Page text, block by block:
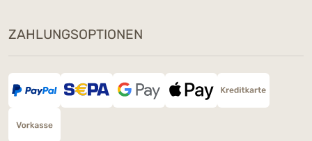
ZAHLUNGSOPTIONEN